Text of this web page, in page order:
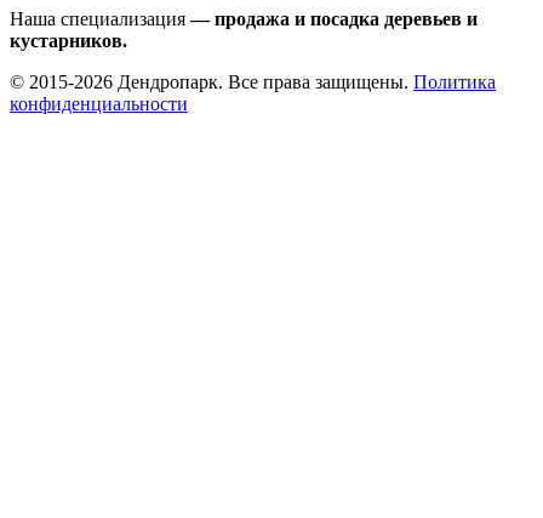
Наша специализация— продажа и посадка деревьев и
кустарников.
© 2015-2026 Дендропарк. Все права защищены. Политика
конфиденциальности